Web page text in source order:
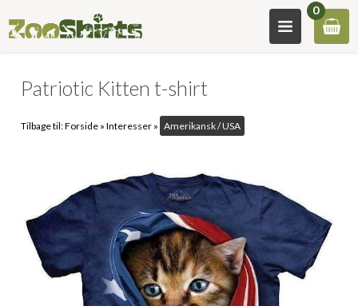
0
Patriotic Kitten t-shirt
Tilbage til:Forside »Interesser » Amerikansk / USA